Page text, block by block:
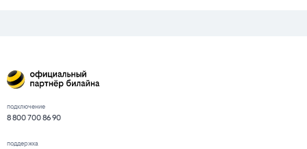
подключение
8 800 700 86 90
поддержка